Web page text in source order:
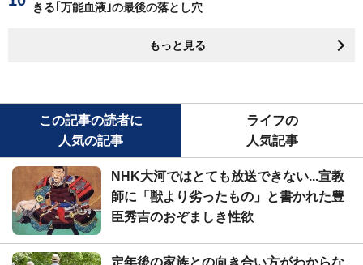
きる｢万能血液｣の最後の落とし穴
もっと見る
この記事の読者に
人気の記事
ライフの
人気記事
NHK大河ではとても放送できない...宣教
師に「獣より劣ったもの」と書かれた豊
臣秀吉のおぞましき性欲
定年後の家族との向き合い方がわからな